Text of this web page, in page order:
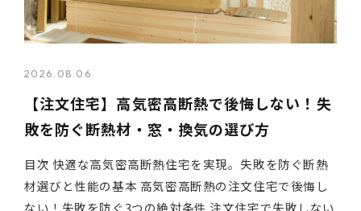
2026.08.06
【注文住宅】高気密高断熱で後悔しない！失
敗を防ぐ断熱材・窓・換気の選び方
目次 快適な高気密高断熱住宅を実現。失敗を防ぐ断熱
材選びと性能の基本 高気密高断熱の注文住宅で後悔し
ない！失敗を防ぐ3つの絶対条件 注文住宅で失敗しない